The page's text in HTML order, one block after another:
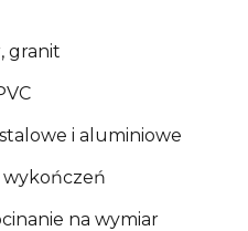
granit
i aluminiowe
wykończeń
na wymiar